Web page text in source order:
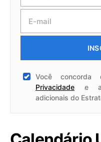
Você
Privacidade e
adicionais do